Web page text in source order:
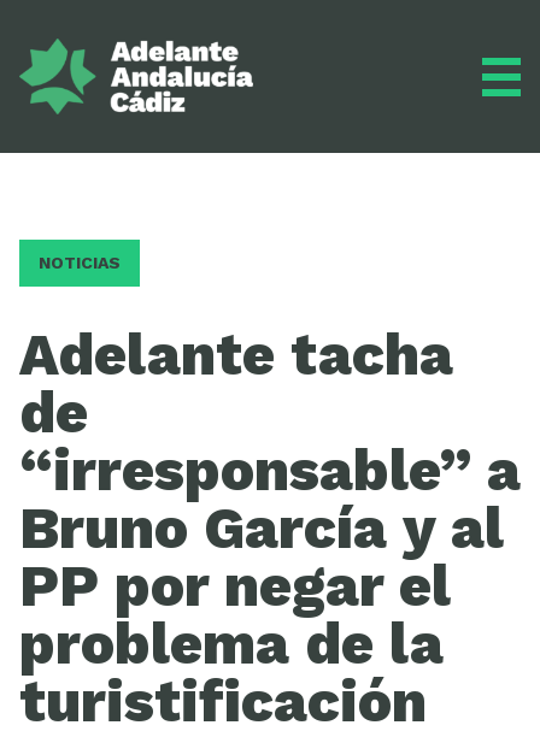
NOTICIAS
Adelante tacha
de
“irresponsable” a
Bruno García y al
PP por negar el
problema de la
turistificación